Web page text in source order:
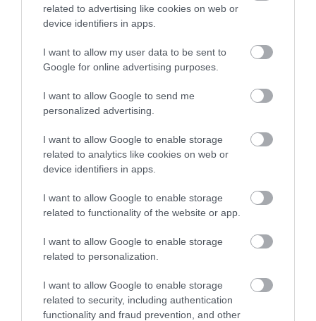
related to advertising like cookies on web or
device identifiers in apps.
I want to allow my user data to be sent to
Google for online advertising purposes.
I want to allow Google to send me
personalized advertising.
I want to allow Google to enable storage
related to analytics like cookies on web or
device identifiers in apps.
I want to allow Google to enable storage
related to functionality of the website or app.
I want to allow Google to enable storage
related to personalization.
I want to allow Google to enable storage
related to security, including authentication
functionality and fraud prevention, and other
06.08.2026 | 09:00